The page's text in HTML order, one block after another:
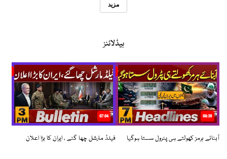
مزید
ہیڈلائنز
08:36
آبنائے ہرمز کھولتے ہی پٹرول سستا ہوگیا
07:04
فیلڈ مارشل چھا گئے ، ایران کا بڑا اعلان